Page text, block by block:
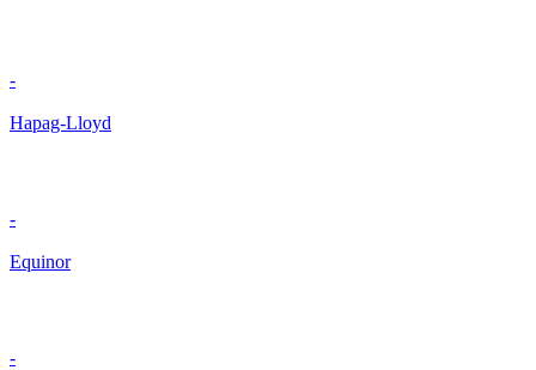
-
Hapag-Lloyd
-
Equinor
-